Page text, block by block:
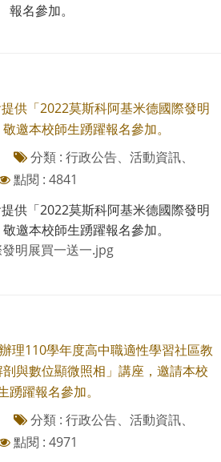
報名參加。
供「2022莫斯科阿基米德國際發明
邀本校師生踴躍報名參加。
分類 : 行政公告、活動資訊、
點閱 : 4841
供「2022莫斯科阿基米德國際發明
邀本校師生踴躍報名參加。
明展買一送一.jpg
理110學年度高中職適性學習社區教
與數位顯微照相」講座，邀請本校
踴躍報名參加。
分類 : 行政公告、活動資訊、
點閱 : 4971